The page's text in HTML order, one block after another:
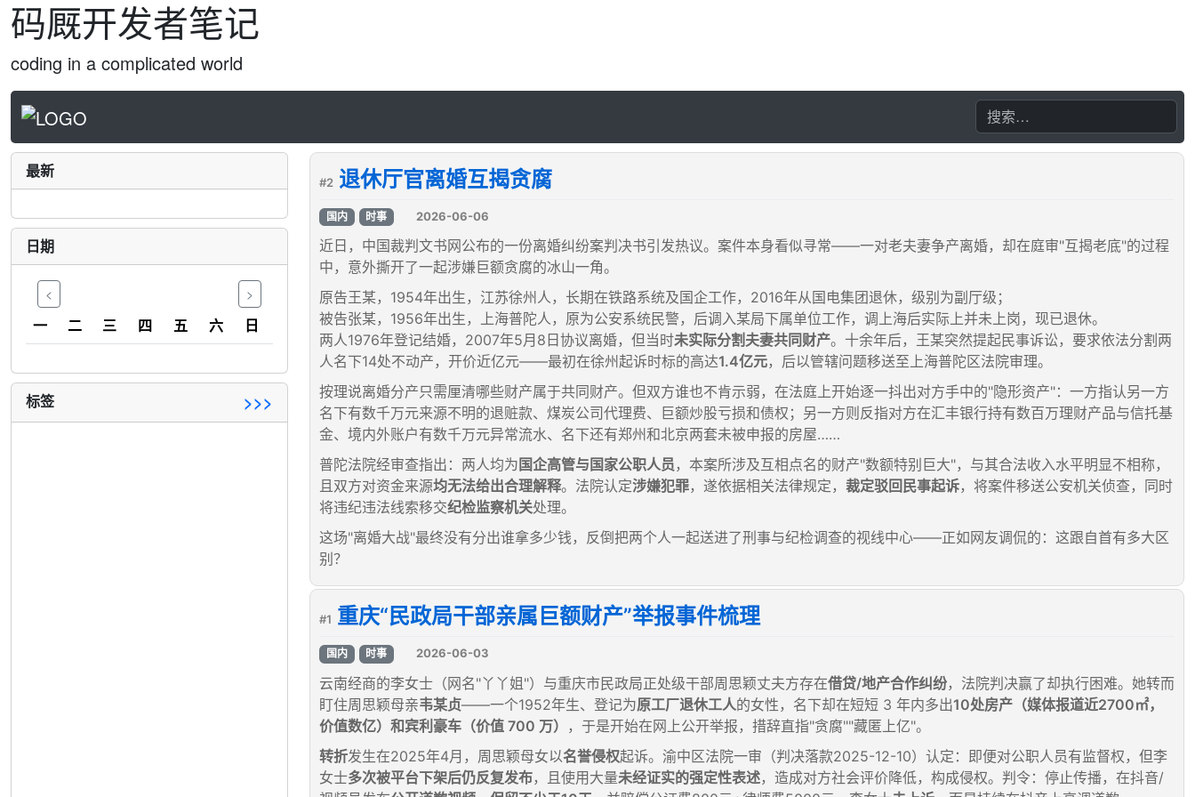
码厩开发者笔记
coding in a complicated world
最新
日期
< >
一 二 三 四 五 六 日
标签 >>>
#2 退休厅官离婚互揭贪腐
国内 时事 2026-06-06
近日，中国裁判文书网公布的一份离婚纠纷案判决书引发热议。案件本身看似寻常——一对老夫妻争产离婚，却在庭审"互揭老底"的过程
中，意外撕开了一起涉嫌巨额贪腐的冰山一角。
原告王某，1954年出生，江苏徐州人，长期在铁路系统及国企工作，2016年从国电集团退休，级别为副厅级；
被告张某，1956年出生，上海普陀人，原为公安系统民警，后调入某局下属单位工作，调上海后实际上并未上岗，现已退休。
两人1976年登记结婚，2007年5月8日协议离婚，但当时未实际分割夫妻共同财产。十余年后，王某突然提起民事诉讼，要求依法分割两
人名下14处不动产，开价近亿元——最初在徐州起诉时标的高达1.4亿元，后以管辖问题移送至上海普陀区法院审理。
按理说离婚分产只需厘清哪些财产属于共同财产。但双方谁也不肯示弱，在法庭上开始逐一抖出对方手中的"隐形资产"：一方指认另一方
名下有数千万元来源不明的退赃款、煤炭公司代理费、巨额炒股亏损和债权；另一方则反指对方在汇丰银行持有数百万理财产品与信托基
金、境内外账户有数千万元异常流水、名下还有郑州和北京两套未被申报的房屋……
普陀法院经审查指出：两人均为 国企高管与国家公职人员 ，本案所涉及互相点名的财产"数额特别巨大"，与其合法收入水平明显不相称，
且双方对资金来源均无法给出合理解释。法院认定涉嫌犯罪，遂依据相关法律规定， 裁定驳回民事起诉，将案件移送公安机关侦查，同时
将违纪违法线索移交纪检监察机关处理。
这场"离婚大战"最终没有分出谁拿多少钱，反倒把两个人一起送进了刑事与纪检调查的视线中心——正如网友调侃的：这跟自首有多大区
别？
#1 重庆“民政局干部亲属巨额财产”举报事件梳理
国内 时事 2026-06-03
云南经商的李女士（网名"丫丫姐"）与重庆市民政局正处级干部周思颖丈夫方存在借贷/地产合作纠纷，法院判决赢了却执行困难。她转而
盯住周思颖母亲韦某贞——一个1952年生、登记为原工厂退休工人的女性，名下却在短短 3 年内多出10处房产（媒体报道近2700㎡，
价值数亿）和宾利豪车（价值 700 万）
，于是开始在网上公开举报，措辞直指"贪腐""藏匿上亿"。
转折发生在2025年4月，周思颖母女以名誉侵权起诉。渝中区法院一审（判决落款2025-12-10）认定：即便对公职人员有监督权，但李
女士多次被平台下架后仍反复发布，且使用大量未经证实的强定性表述，造成对方社会评价降低，构成侵权。判令：停止传播，在抖音/